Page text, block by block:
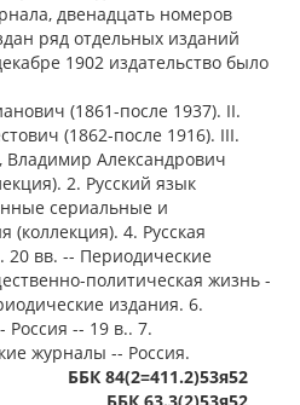
двенадцать номеров
ряд отдельных изданий
1902 издательство было
(1861-после 1937). II.
(1862-после 1916). III.
Владимир Александрович
2. Русский язык
сериальные и
4. Русская
20 вв. -- Периодические
политическая жизнь -
издания. 6.
-- 19 в.. 7.
журналы -- Россия.
ББК 84(2=411.2)53я52